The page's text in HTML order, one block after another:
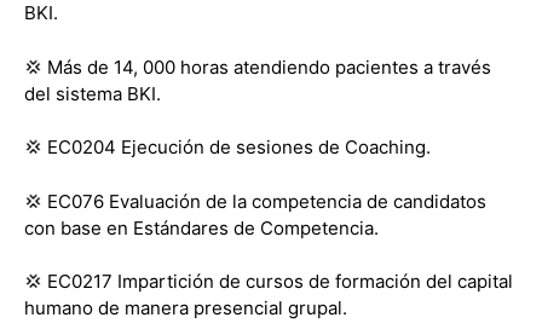
BKI.
💢 Más de 14, 000 horas atendiendo pacientes a través
del sistema BKI.
💢 EC0204 Ejecución de sesiones de Coaching.
💢 EC076 Evaluación de la competencia de candidatos
con base en Estándares de Competencia.
💢 EC0217 Impartición de cursos de formación del capital
humano de manera presencial grupal.